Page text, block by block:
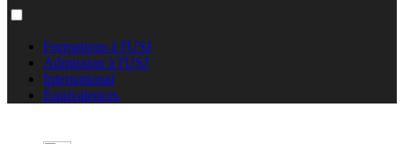
Formations à l'USJ
Admission à l'USJ
International
Équivalences